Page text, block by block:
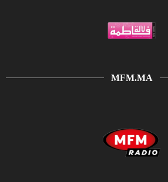
MFM.MA